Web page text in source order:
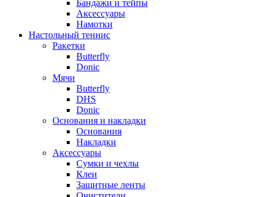
Бандажи и тейпы
Аксессуары
Намотки
Настольный теннис
Ракетки
Butterfly
Donic
Мячи
Butterfly
DHS
Donic
Основания и накладки
Основания
Накладки
Аксессуары
Сумки и чехлы
Клеи
Защитные ленты